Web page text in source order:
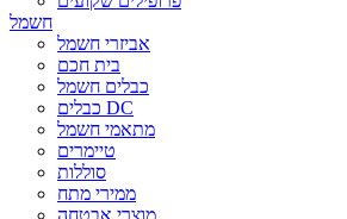
חשמל
אביזרי חשמל
בית חכם
כבלים חשמל
כבלים DC
מתאמי חשמל
טיימרים
סוללות
ממירי מתח